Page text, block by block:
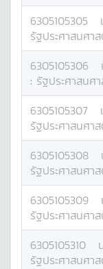
6305105305
รัฐประศาสนศา
6305105306
: รัฐประศาสนศ
6305105307
รัฐประศาสนศา
6305105308
รัฐประศาสนศา
6305105309
รัฐประศาสนศา
6305105310
รัฐประศาสนศา